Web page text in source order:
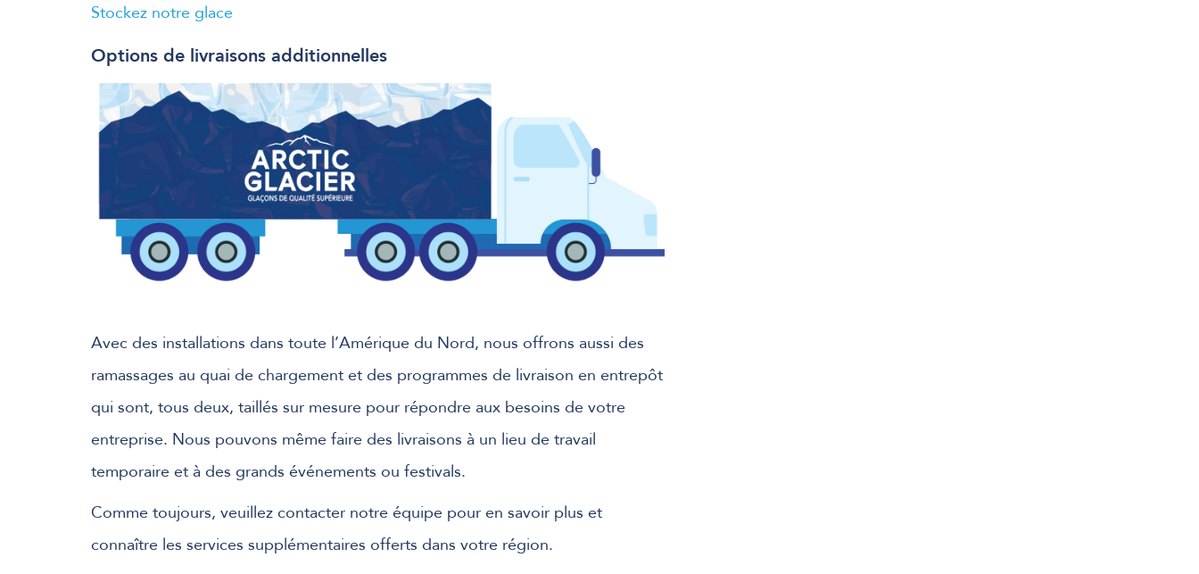
Stockez notre glace
Options de livraisons additionnelles
Avec des installations dans toute l’Amérique du Nord, nous offrons aussi des
ramassages au quai de chargement et des programmes de livraison en entrepôt
qui sont, tous deux, taillés sur mesure pour répondre aux besoins de votre
entreprise. Nous pouvons même faire des livraisons à un lieu de travail
temporaire et à des grands événements ou festivals.
Comme toujours, veuillez contacter notre équipe pour en savoir plus et
connaître les services supplémentaires offerts dans votre région.